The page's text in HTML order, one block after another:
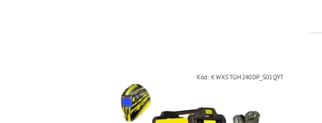
Kód:KWXSTGM240DP_S01QYT